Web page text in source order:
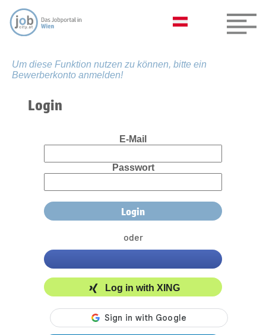
Um diese Funktion nutzen zu können, bitte ein
Bewerberkonto anmelden!
Login
E-Mail
Passwort
oder
Log in with XING